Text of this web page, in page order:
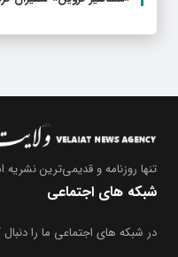
تنها روزنامهو قدیمی‌ترین نشریه
شبکه های اجتماعی
در شبکه های اجتماعی ما را